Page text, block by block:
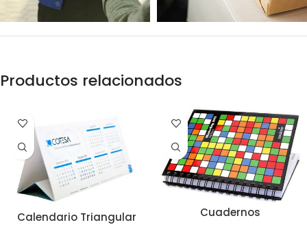
Productos relacionados
Calendario Triangular
Cuadernos